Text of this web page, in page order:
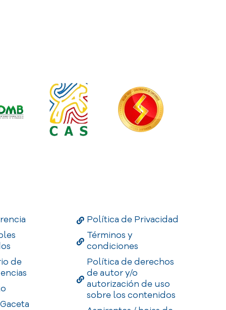
de
Política de Privacidad
Términos y
condiciones
Política de derechos
de autor y/o
autorización de uso
sobre los contenidos